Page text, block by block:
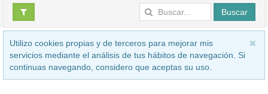
Buscar
Utilizo cookies propias y de terceros para mejorar mis
servicios mediante el análisis de tus hábitos de navegación. Si
continuas navegando, considero que aceptas su uso.